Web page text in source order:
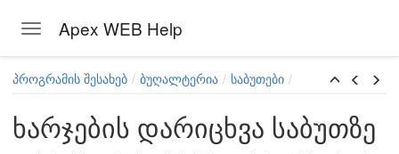
Toggle navigation
Apex WEB Help
პროგრამის შესახებ ბუღალტერია საბუთები
ხარჯების დარიცხვა საბუთზე